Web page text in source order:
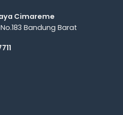
Cimareme
Bandung Barat